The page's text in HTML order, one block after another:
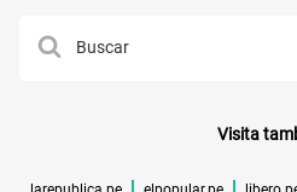
Visita